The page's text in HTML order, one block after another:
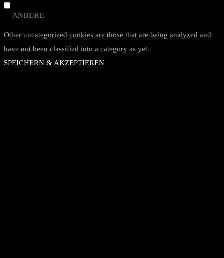
ANDERE
Other uncategorized cookies are those that are being analyzed and
have not been classified into a category as yet.
SPEICHERN & AKZEPTIEREN